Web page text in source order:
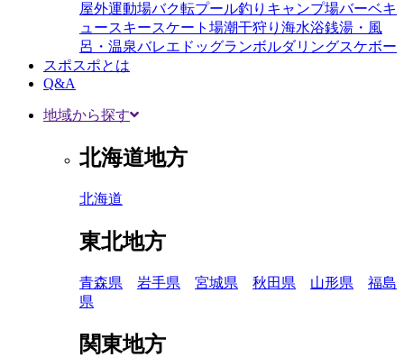
屋外運動場バク転プール釣り キャンプ場バーベキ
ュースキースケート場潮干狩り 海水浴銭湯・風
呂・温泉バレエ ドッグランボルダリングスケボー
スポスポとは
Q&A
地域から探す
北海道地方
北海道
東北地方
青森県 岩手県 宮城県 秋田県 山形県
福島
県
関東地方